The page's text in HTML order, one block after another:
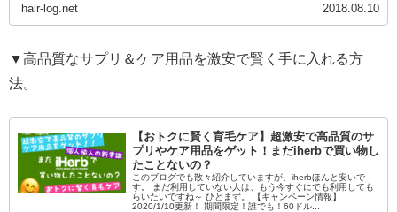
hair-log.net 2018.08.10
▼高品質なサプリ＆ケア用品を激安で賢く手に入れる方
法。
【おトクに賢く育毛ケア】超激安で高品質のサ
プリやケア用品をゲット！まだiherbで買い物し
たことないの？
このブログでも散々紹介していますが、iherbほんと安いで
す。 まだ利用していない人は、もう今すぐにでも利用しても
らいたいですね～ ひとまず。 【キャンペーン情報】
2020/1/10更新！ 期間限定！誰でも！60ドル...